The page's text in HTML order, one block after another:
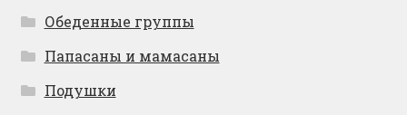
Обеденные группы
Папасаны и мамасаны
Подушки